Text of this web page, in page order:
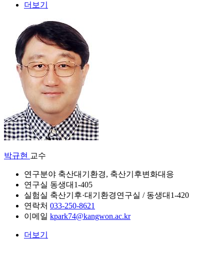
더보기
박규현 교수
연구분야 축산대기환경, 축산기후변화대응
연구실 동생대1-405
실험실 축산기후·대기환경연구실 / 동생대1-420
연락처 033-250-8621
이메일 kpark74@kangwon.ac.kr
더보기